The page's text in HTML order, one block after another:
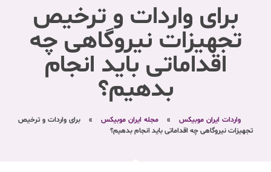
برای واردات و ترخیص
تجهیزات نیروگاهی چه
اقداماتی باید انجام
بدهیم؟
واردات ایران موبیکس » مجله ایران موبیکس »
برای واردات و ترخیص
تجهیزات نیروگاهی چه اقداماتی باید انجام بدهیم؟